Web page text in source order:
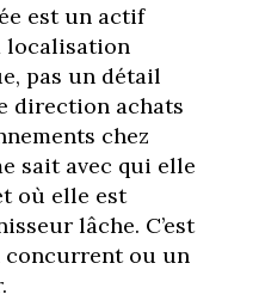
est un actif
localisation
pas un détail
direction achats
chez
sait avec qui elle
où elle est
lâche. C’est
concurrent ou un